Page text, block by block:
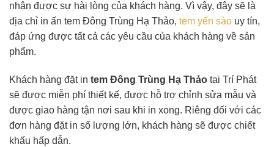
nhận được sự hài lòng của khách hàng. Vì vậy, đây sẽ là
địa chỉ in ấn tem Đông Trùng Hạ Thảo, tem yến sào uy tín,
đáp ứng được tất cả các yêu cầu của khách hàng về sản
phẩm.
Khách hàng đặt in tem Đông Trùng Hạ Thảo tại Trí Phát
sẽ được miễn phí thiết kế, được hỗ trợ chỉnh sửa mẫu và
được giao hàng tận nơi sau khi in xong. Riêng đối với các
đơn hàng đặt in số lượng lớn, khách hàng sẽ được chiết
khấu hấp dẫn.